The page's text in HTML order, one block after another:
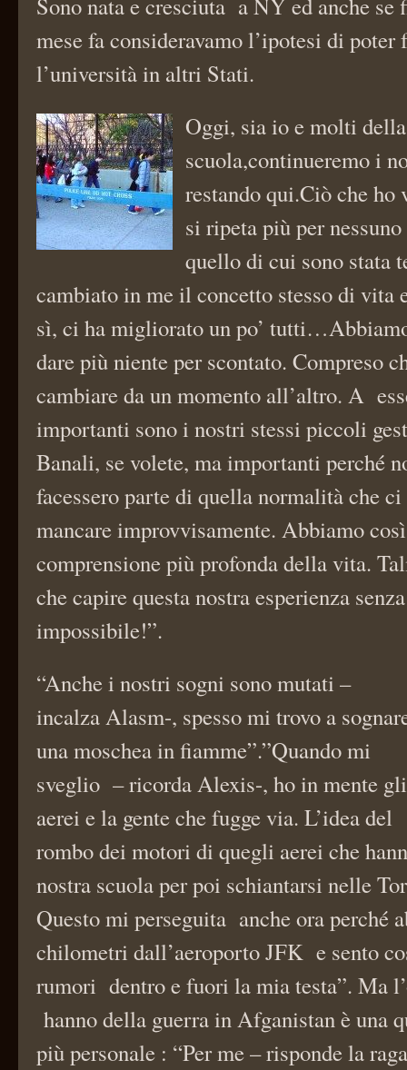
mese fa consideravamo l’ipotesi di poter
l’università in altri Stati.
Oggi, sia io e molti
scuola,continueremo i
restando qui.Ciò che ho
si ripeta più per
quello di cui sono stata
cambiato in me il concetto stesso di vita
sì, ci ha migliorato un po’
dare più niente per scontato. Compreso
cambiare da un momento all’altro. A
importanti sono i nostri stessi piccoli
Banali, se volete, ma importanti perché
facessero parte di quella normalità che ci
mancare improvvisamente. Abbiamo
comprensione più profonda della vita.
che capire questa nostra esperienza
impossibile!”.
“Anche i nostri sogni sono mutati –
incalza Alasm-, spesso mi trovo a
una moschea in fiamme”.”Quando mi
sveglio – ricorda Alexis-, ho in mente gli
aerei e la gente che fugge via. L’idea del
rombo dei motori di quegli aerei che
nostra scuola per poi schiantarsi nelle
Questo mi perseguita anche ora perché
chilometri dall’aeroporto JFK e sento
rumori dentro e fuori la mia testa”. Ma
hanno della guerra in Afganistan è una
più personale : “Per me – risponde la